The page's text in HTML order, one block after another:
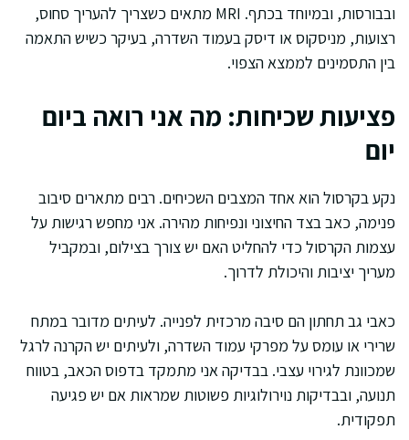
ובבורסות, ובמיוחד בכתף. MRI מתאים כשצריך להעריך סחוס,
רצועות, מניסקוס או דיסק בעמוד השדרה, בעיקר כשיש התאמה
בין התסמינים לממצא הצפוי.
פציעות שכיחות: מה אני רואה ביום
יום
נקע בקרסול הוא אחד המצבים השכיחים. רבים מתארים סיבוב
פנימה, כאב בצד החיצוני ונפיחות מהירה. אני מחפש רגישות על
עצמות הקרסול כדי להחליט האם יש צורך בצילום, ובמקביל
מעריך יציבות והיכולת לדרוך.
כאבי גב תחתון הם סיבה מרכזית לפנייה. לעיתים מדובר במתח
שרירי או עומס על מפרקי עמוד השדרה, ולעיתים יש הקרנה לרגל
שמכוונת לגירוי עצבי. בבדיקה אני מתמקד בדפוס הכאב, בטווח
תנועה, ובבדיקות נוירולוגיות פשוטות שמראות אם יש פגיעה
תפקודית.